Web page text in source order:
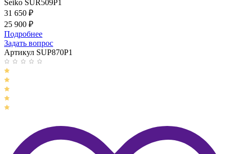
Seiko SUR509P1
31 650 ₽
25 900 ₽
Подробнее
Задать вопрос
Артикул SUP870P1